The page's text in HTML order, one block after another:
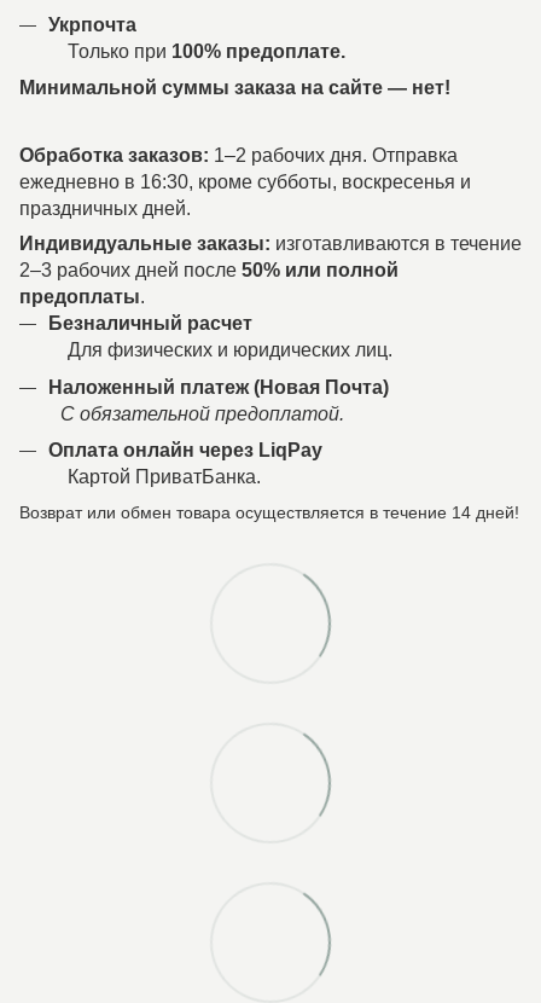
Укрпочта
Только при 100% предоплате.
Минимальной суммы заказа на сайте — нет!
Обработка заказов: 1–2 рабочих дня. Отправка
ежедневно в 16:30, кроме субботы, воскресенья и
праздничных дней.
Индивидуальные заказы: изготавливаются в течение
2–3 рабочих дней после 50% или полной
предоплаты.
Безналичный расчет
Для физических и юридических лиц.
Наложенный платеж (Новая Почта)
С обязательной предоплатой.
Оплата онлайн через LiqPay
Картой ПриватБанка.
Возврат или обмен товара осуществляется в течение 14 дней!